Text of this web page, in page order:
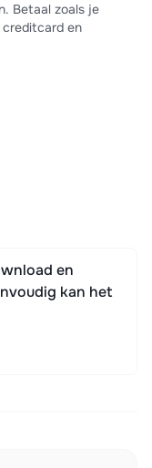
Betaal zoals je
en
en
kan het